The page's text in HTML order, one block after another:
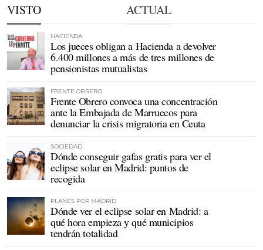
VISTO ACTUAL
HACIENDA
Los jueces obligan a Hacienda a devolver
6.400 millones a más de tres millones de
pensionistas mutualistas
FRENTE OBRERO
Frente Obrero convoca una concentración
ante la Embajada de Marruecos para
denunciar la crisis migratoria en Ceuta
SOCIEDAD
Dónde conseguir gafas gratis para ver el
eclipse solar en Madrid: puntos de
recogida
PLANES POR MADRID
Dónde ver el eclipse solar en Madrid: a
qué hora empieza y qué municipios
tendrán totalidad